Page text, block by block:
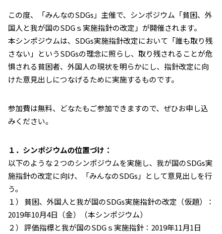
この度、「みんなのSDGs」主催で、シンポジウム「貧困、外
国人と我が国のSDGｓ実施指針の改定」が開催されます。
本シンポジウムは、SDGs実施指針改定において「誰も取り残
さない」というSDGsの理念に照らし、取り残されることが危
惧される貧困者、外国人の現状を明らかにし、指針改定に向
けた意見出しにつなげるために実施するものです。
参加費は無料、どなたもご参加できますので、ぜひお申し込
みください。
１．シンポジウムの位置づけ：
以下のような２つのシンポジウムを実施し、我が国のSDGs実
施指針の改定に向け、「みんなのSDGs」として意見出しを行
う。
１） 貧困、外国人と我が国のSDGs実施指針の改定（仮題）：
2019年10月4日（金）（本シンポジウム）
２） 評価指標と我が国のSDGｓ実施指針：2019年11月1日